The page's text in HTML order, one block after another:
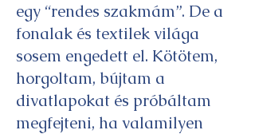
egy “rendes szakmám”. De a
fonalak és textilek világa
sosem engedett el. Kötötem,
horgoltam, bújtam a
divatlapokat és próbáltam
megfejteni, ha valamilyen